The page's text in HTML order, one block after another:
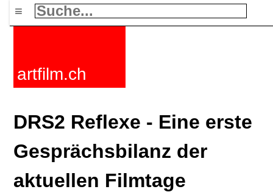
≡
artfilm.ch
DRS2 Reflexe - Eine erste
Gesprächsbilanz der
aktuellen Filmtage